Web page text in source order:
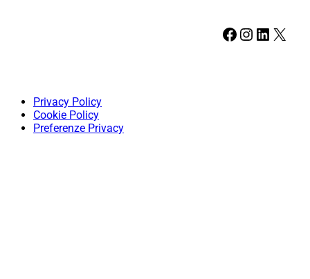
Facebook Instagram LinkedIn X
Privacy Policy
Cookie Policy
Preferenze Privacy